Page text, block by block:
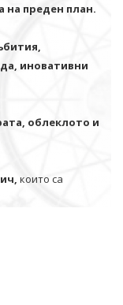
на преден план.
иновативни
облеклото и
които са